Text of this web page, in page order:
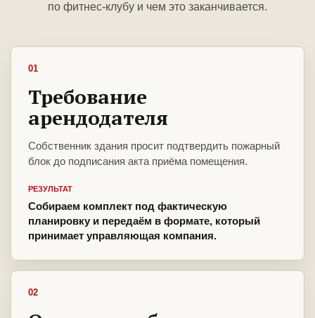
по фитнес-клубу и чем это заканчивается.
01
Требование
арендодателя
Собственник здания просит подтвердить пожарный
блок до подписания акта приёма помещения.
РЕЗУЛЬТАТ
Собираем комплект под фактическую
планировку и передаём в формате, который
принимает управляющая компания.
02